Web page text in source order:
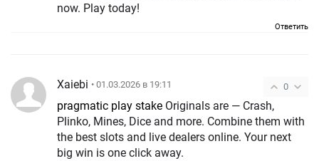
now. Play today!
Ответить
0
Xaiebi • 01.03.2026 в 19:11
pragmatic play stake
Plinko, Mines, Dice and more. Combine them with
the best slots and live dealers online. Your next
big win is one click away.